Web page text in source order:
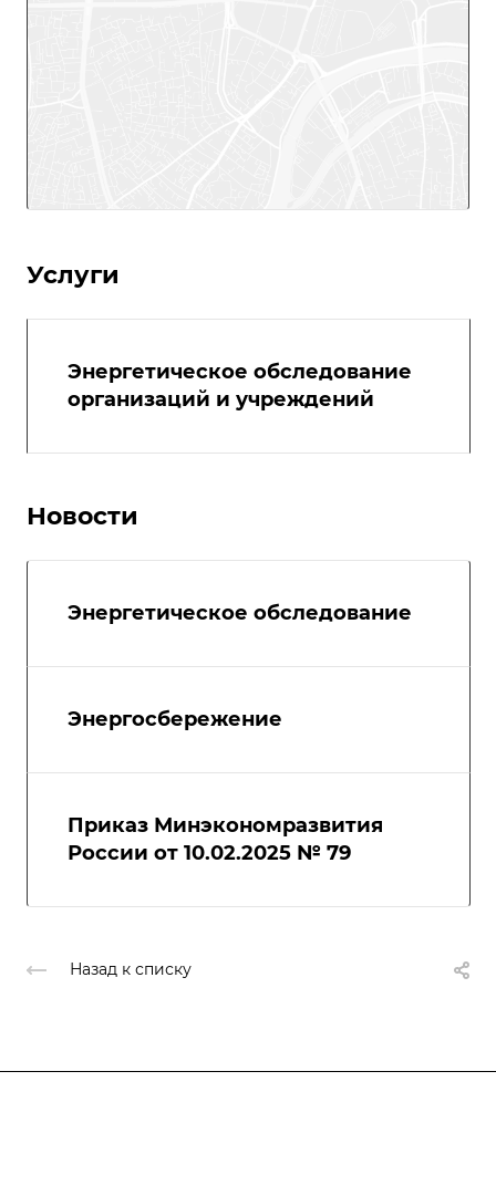
Услуги
Энергетическое обследование
организаций и учреждений
Новости
Энергетическое обследование
Энергосбережение
Приказ Минэкономразвития
России от 10.02.2025 № 79
Назад к списку